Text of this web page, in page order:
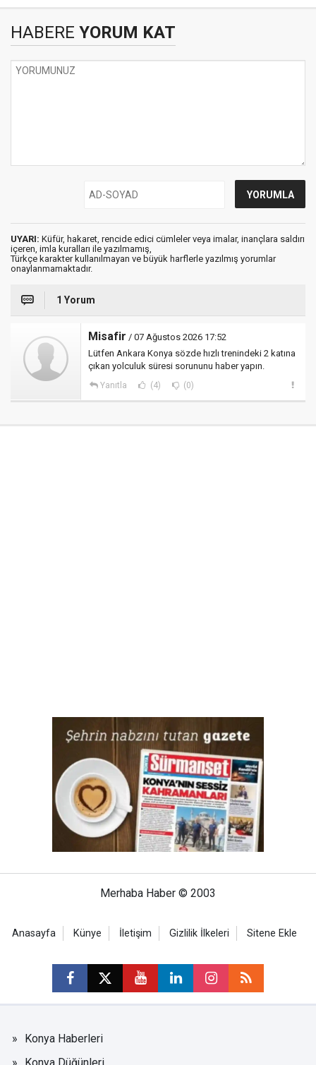
HABERE YORUM KAT
UYARI: Küfür, hakaret, rencide edici cümleler veya imalar, inançlara saldırı
içeren, imla kuralları ile yazılmamış,
Türkçe karakter kullanılmayan ve büyük harflerle yazılmış yorumlar
onaylanmamaktadır.
1 Yorum
Misafir / 07 Ağustos 2026 17:52
Lütfen Ankara Konya sözde hızlı trenindeki 2 katına
çıkan yolculuk süresi sorununu haber yapın.
Yanıtla (4) (0)
Merhaba Haber © 2003
Anasayfa Künye İletişim Gizlilik İlkeleri Sitene Ekle
Konya Haberleri
Konya Düğünleri